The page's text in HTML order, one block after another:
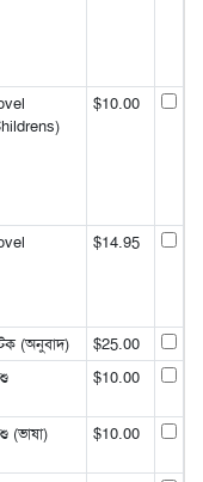
$10.00
$14.95
(অনুবাদ)
$25.00
$10.00
(ভাষা) $10.00